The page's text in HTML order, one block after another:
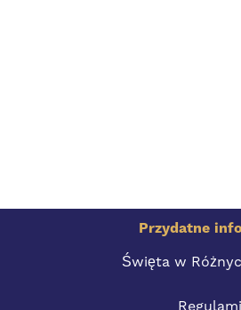
Przydatne
Święta w